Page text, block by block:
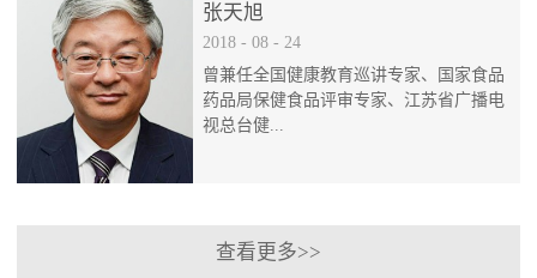
张天旭
2018 - 08 - 24
曾兼任全国健康教育巡讲专家、国家食品
药品局保健食品评审专家、江苏省广播电
视总台健...
药大学客座教授、吉林省养生保健协会专
查看更多>>